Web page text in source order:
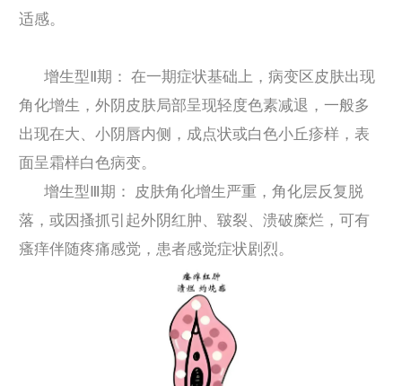
适感。
增生型Ⅱ期： 在一期症状基础上，病变区皮肤出现
角化增生，外阴皮肤局部呈现轻度色素减退，一般多
出现在大、小阴唇内侧，成点状或白色小丘疹样，表
面呈霜样白色病变。
增生型Ⅲ期： 皮肤角化增生严重，角化层反复脱
落，或因搔抓引起外阴红肿、皲裂、溃破糜烂，可有
瘙痒伴随疼痛感觉，患者感觉症状剧烈。